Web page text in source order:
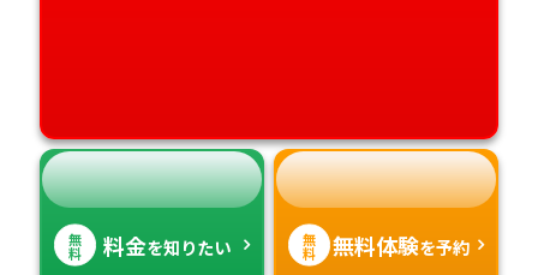
無
料 料金を知りたい 無
料 無料体験を予約